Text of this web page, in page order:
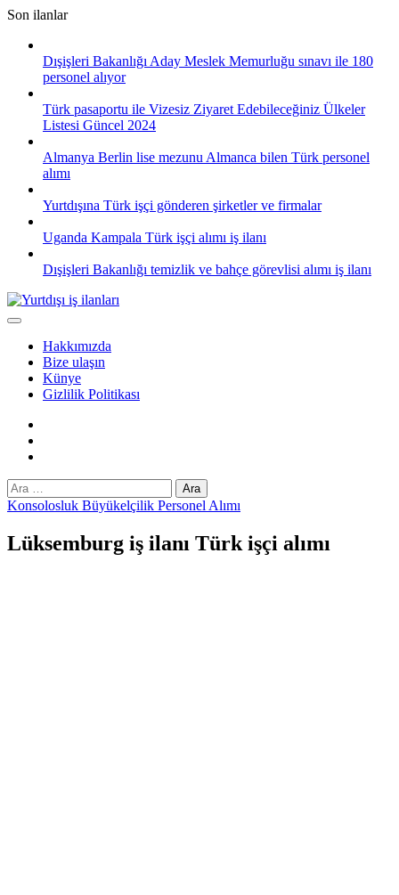
Skip
content
Son ilanlar
Dışişleri Bakanlığı Aday Meslek Memurluğu sınavı ile 180
personel alıyor
Türk pasaportu ile Vizesiz Ziyaret Edebileceğiniz Ülkeler
Listesi Güncel 2024
Almanya Berlin lise mezunu Almanca bilen Türk personel
alımı
Yurtdışına Türk işçi gönderen şirketler ve firmalar
Uganda Kampala Türk işçi alımı iş ilanı
Dışişleri Bakanlığı temizlik ve bahçe görevlisi alımı iş ilanı
Hakkımızda
Bize ulaşın
Künye
Gizlilik Politikası
Arama:
Konsolosluk Büyükelçilik Personel Alımı
Lüksemburg iş ilanı Türk işçi alımı